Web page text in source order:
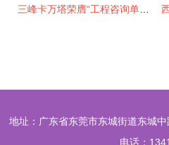
地址：广东省东莞市东城街道东城
电话：